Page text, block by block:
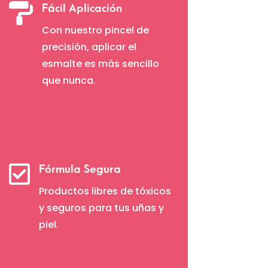
 Fácil Aplicación
Con nuestro pincel de
precisión, aplicar el
esmalte es más sencillo
que nunca.
 Fórmula Segura
Productos libres de tóxicos
y seguros para tus uñas y
piel.